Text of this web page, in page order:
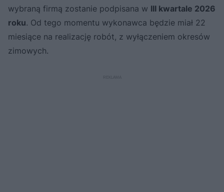
wybraną firmą zostanie podpisana w III kwartale 2026
roku. Od tego momentu wykonawca będzie miał 22
miesiące na realizację robót, z wyłączeniem okresów
zimowych.